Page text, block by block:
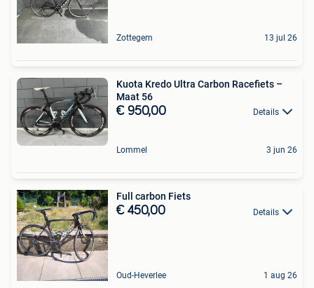
Zottegem 13 jul 26
Kuota Kredo Ultra Carbon Racefiets –
Maat 56
€ 950,00 Details
Lommel 3 jun 26
Full carbon Fiets
€ 450,00 Details
Oud-Heverlee 1 aug 26